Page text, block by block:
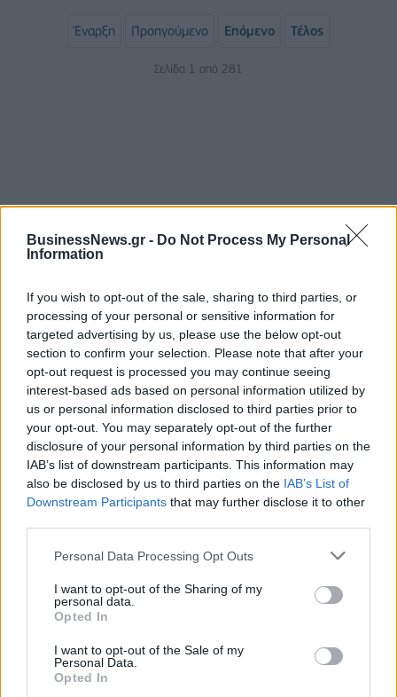
BusinessNews.gr - Do Not Process My Personal
Information
If you wish to opt-out of the sale, sharing to third parties, or
processing of your personal or sensitive information for
targeted advertising by us, please use the below opt-out
section to confirm your selection. Please note that after your
opt-out request is processed you may continue seeing
interest-based ads based on personal information utilized by
us or personal information disclosed to third parties prior to
your opt-out. You may separately opt-out of the further
disclosure of your personal information by third parties on the
IAB’s list of downstream participants. This information may
also be disclosed by us to third parties on the IAB’s List of
Downstream Participants that may further disclose it to other
Personal Data Processing Opt Outs
I want to opt-out of the Sharing of my
personal data.
Opted In
I want to opt-out of the Sale of my
Personal Data.
Opted In
Έναρξη Προηγούμενο Επόμενο Τέλος
Σελίδα 1 από 281
Κορυφώνεται η έξοδος του Αυγούστου – Πάνω από
56.000 επιβάτες αναχωρούν σήμερα από τα
λιμάνια της Αττικής
08/08/2026 - 14:30 ΕΛΛΑΔΑ
Δυτική Αττική: Η επόμενη ημέρα μετά τις πυρκαγιές
– Τα έργα Antinero και η «μάχη» πριν από τις
βροχές
08/08/2026 - 14:08 ΕΛΛΑΔΑ
Ειδικό Χωροταξικό για τον Τουρισμό: Οι νέοι
κανόνες για επενδύσεις, νησιά και προορισμούς υπό
08/08/2026 - 13:21 ΤΟΥΡΙΣΜΟΣ
από τον e-ΕΦΚΑ και τη ΔΥΠΑ έως τις 14 Αυγούστου
08/08/2026 - 12:58